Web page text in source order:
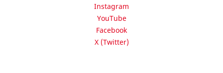
Instagram
YouTube
Facebook
X (Twitter)